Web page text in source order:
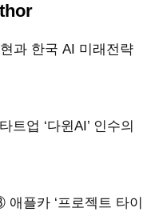
과 한국 AI 미래전략
트업 ‘다윈AI’ 인수의
플카 ‘프로젝트 타이